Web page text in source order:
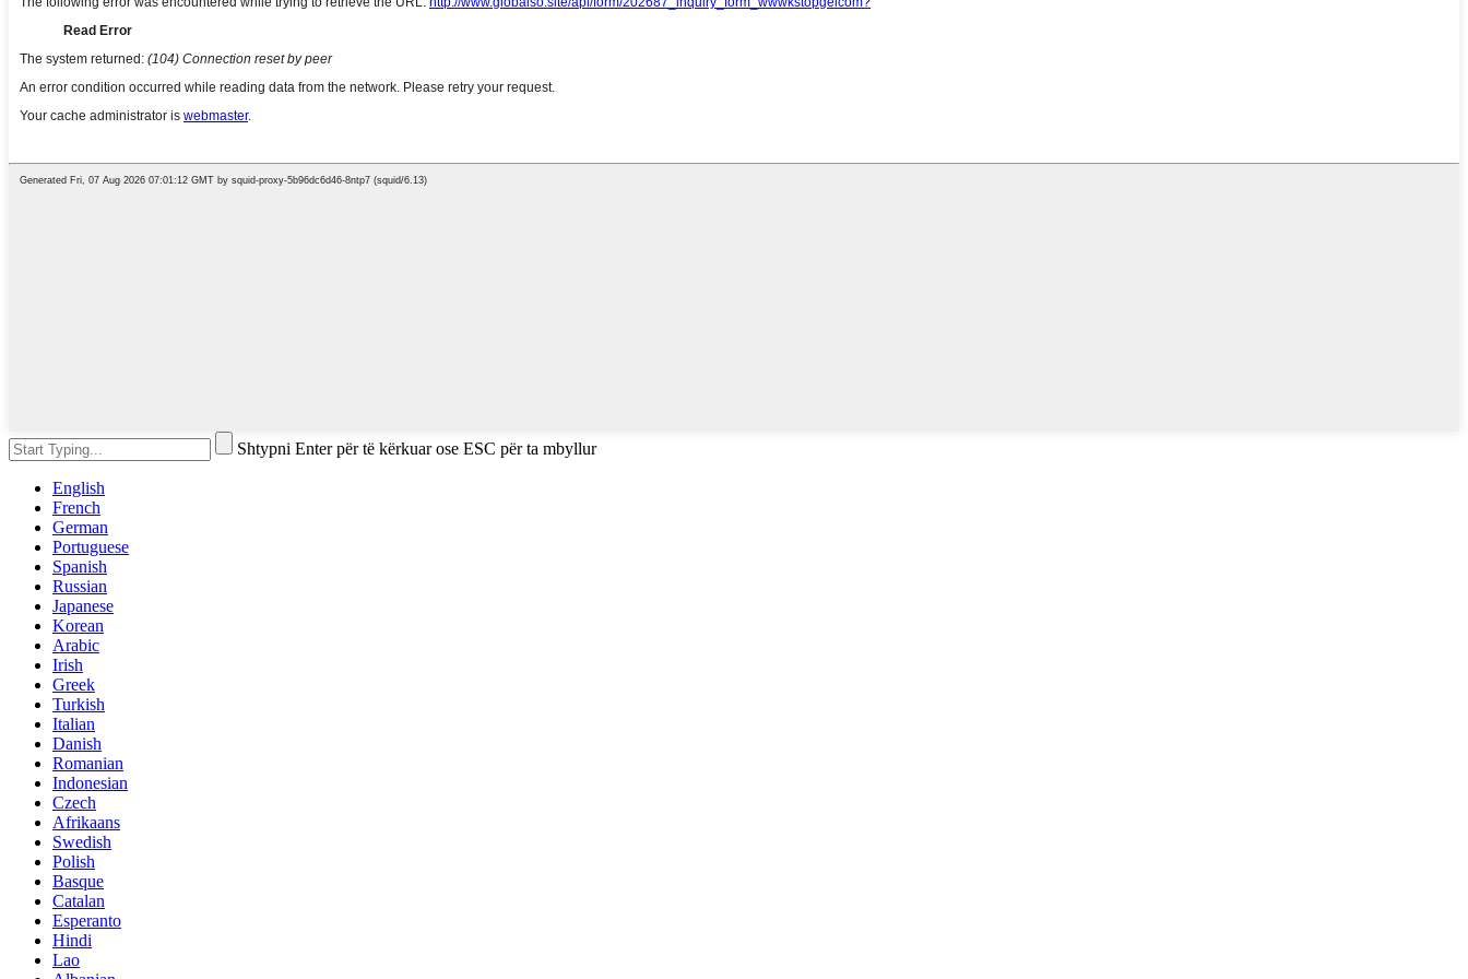
Shtypni Enter për të kërkuar ose ESC për ta mbyllur
English
French
German
Portuguese
Spanish
Russian
Japanese
Korean
Arabic
Irish
Greek
Turkish
Italian
Danish
Romanian
Indonesian
Czech
Afrikaans
Swedish
Polish
Basque
Catalan
Esperanto
Hindi
Lao